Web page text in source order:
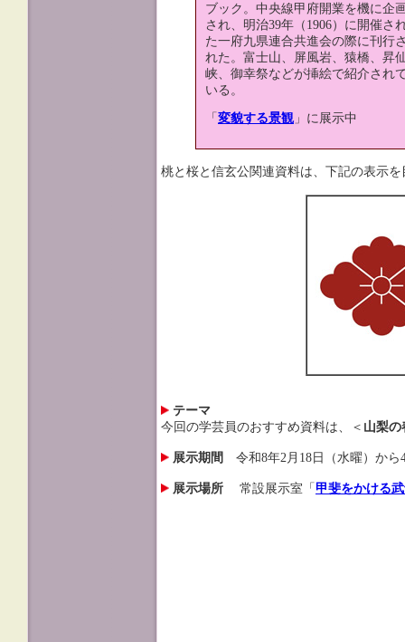
ブック。中央線甲府開業を機に企
され、明治39年（1906）に開催さ
た一府九県連合共進会の際に刊行
れた。富士山、屏風岩、猿橋、昇
峡、御幸祭などが挿絵で紹介され
いる。
「 変貌する景観 」に展示中
桃と桜と信玄公関連資料は、下記の表示
テーマ
今回の学芸員のおすすめ資料は、＜ 山梨の
展示期間 令和8年2月18日（水曜）から
展示場所 常設展示室「 甲斐をかける